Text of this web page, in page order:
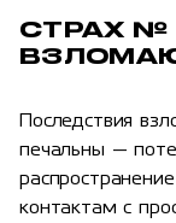
СТРАХ №
Последствия
печальны —
контактам с